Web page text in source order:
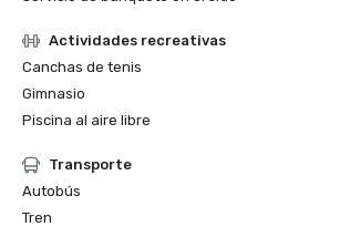
Actividades recreativas
Canchas de tenis
Gimnasio
Piscina al aire libre
Transporte
Autobús
Tren